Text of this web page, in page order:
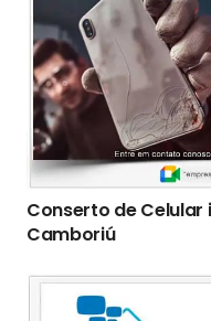
Conserto de Celular
Camboriú